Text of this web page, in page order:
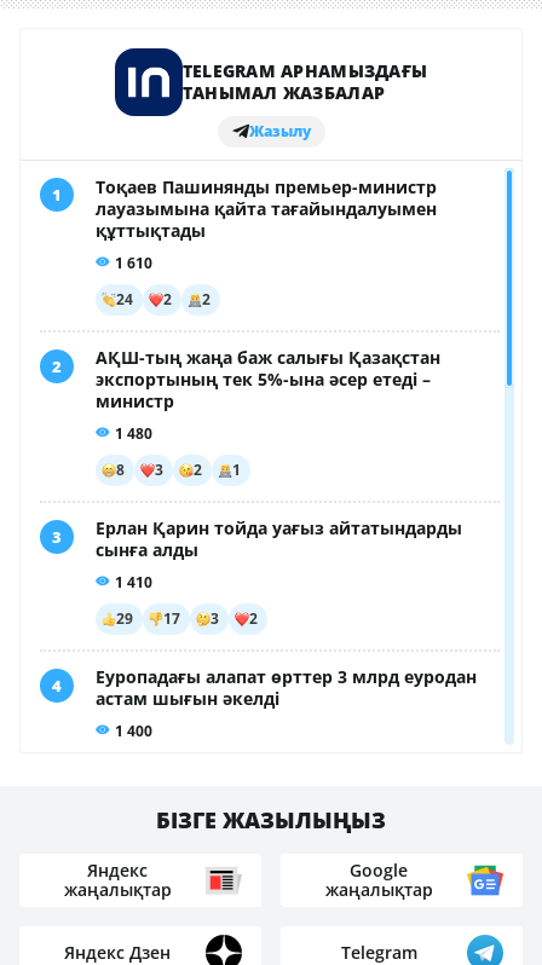
БІЗГЕ ЖАЗЫЛЫҢЫЗ
Яндекс
жаңалықтар
Google
жаңалықтар
Яндекс Дзен Telegram